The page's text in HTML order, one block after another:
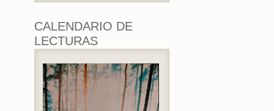
CALENDARIO DE
LECTURAS